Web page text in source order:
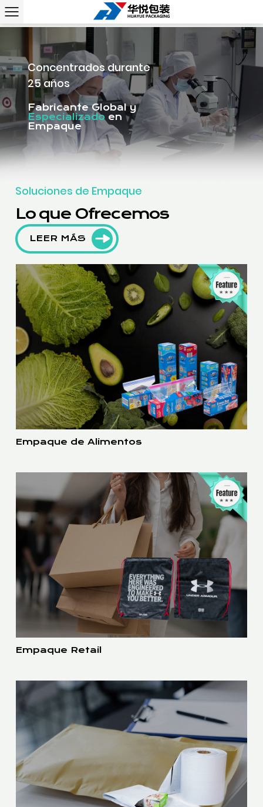
Concentrados durante
25 años
Fabricante Global y
Especializado en
Empaque
Soluciones de Empaque
Lo que Ofrecemos
LEER MÁS
Empaque de Alimentos
Empaque Retail